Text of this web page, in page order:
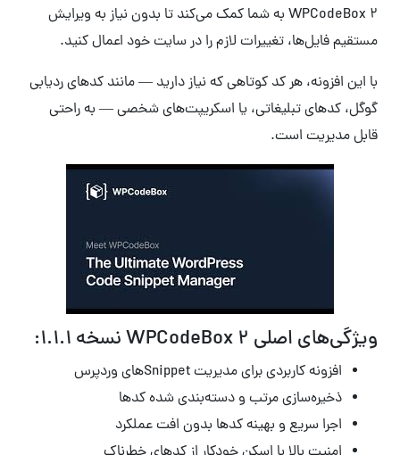
WPCodeBox 2 به شما کمک می‌کند تا بدون نیاز به ویرایش
مستقیم فایل‌ها، تغییرات لازم را در سایت خود اعمال کنید.
با این افزونه، هر کد کوتاهی که نیاز دارید — مانند کدهای ردیابی
گوگل، کدهای تبلیغاتی، یا اسکریپت‌های شخصی — به راحتی
قابل مدیریت است.
ویژگی‌های اصلی WPCodeBox 2 نسخه 1.1.1:
افزونه کاربردی برای مدیریت Snippetهای وردپرس
ذخیره‌سازی مرتب و دسته‌بندی شده کدها
اجرا سریع و بهینه کدها بدون افت عملکرد